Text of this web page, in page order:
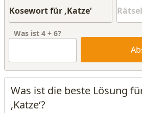
Was ist 4 + 6?
Was ist die beste Lösung
‚Katze‘?